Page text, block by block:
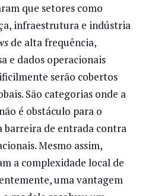
que setores como
infraestrutura e indústria
de alta frequência,
e dados operacionais
serão cobertos
São categorias onde a
é obstáculo para o
barreira de entrada contra
Mesmo assim,
a complexidade local de
uma vantagem